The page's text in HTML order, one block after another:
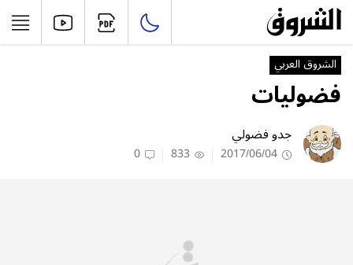
الشروق العربي
فضوليات
جدو فضولي
2017/06/04
833
0